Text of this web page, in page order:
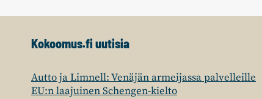
Kokoomus.fi uutisia
Autto ja Limnell: Venäjän armeijassa palvelleille
EU:n laajuinen Schengen-kielto